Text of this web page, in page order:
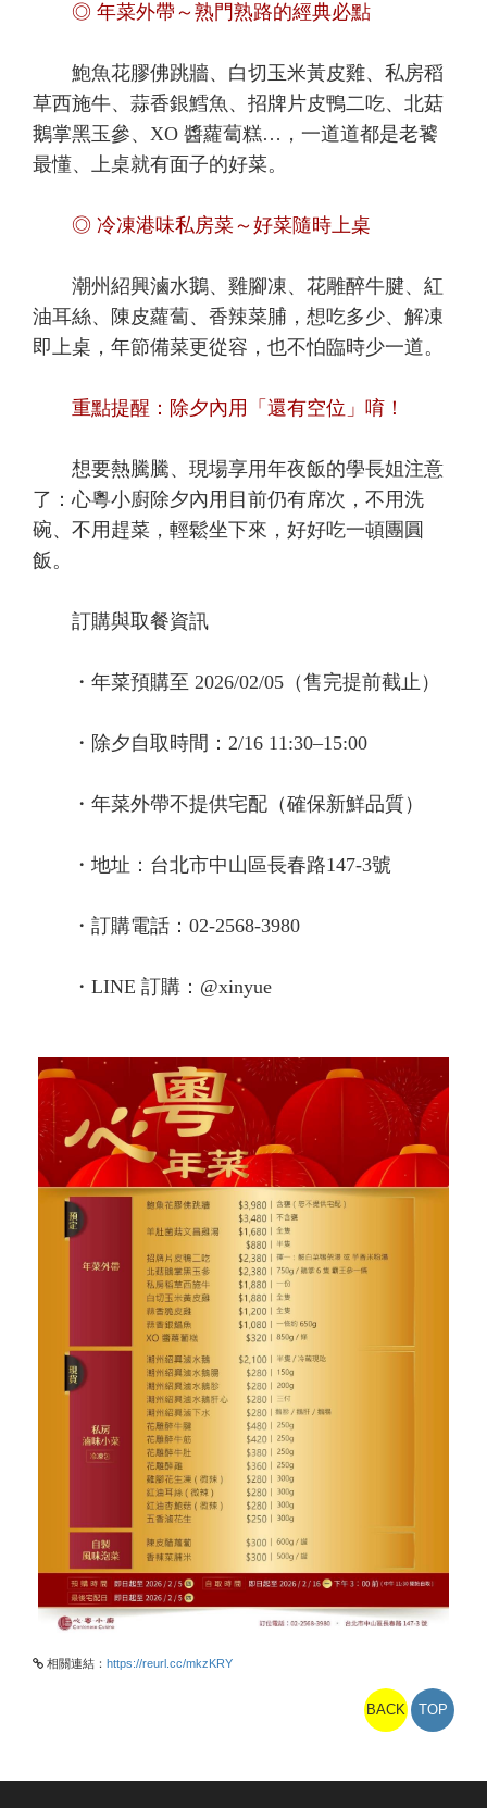
◎ 年菜外帶～熟門熟路的經典必點
鮑魚花膠佛跳牆、白切玉米黃皮雞、私房稻
草西施牛、蒜香銀鱈魚、招牌片皮鴨二吃、北菇
鵝掌黑玉參、XO 醬蘿蔔糕…，一道道都是老饕
最懂、上桌就有面子的好菜。
◎ 冷凍港味私房菜～好菜隨時上桌
潮州紹興滷水鵝、雞腳凍、花雕醉牛腱、紅
油耳絲、陳皮蘿蔔、香辣菜脯，想吃多少、解凍
即上桌，年節備菜更從容，也不怕臨時少一道。
重點提醒：除夕內用「還有空位」唷！
想要熱騰騰、現場享用年夜飯的學長姐注意
了：心粵小廚除夕內用目前仍有席次，不用洗
碗、不用趕菜，輕鬆坐下來，好好吃一頓團圓
飯。
訂購與取餐資訊
・年菜預購至 2026/02/05（售完提前截止）
・除夕自取時間：2/16 11:30–15:00
・年菜外帶不提供宅配（確保新鮮品質）
・地址：台北市中山區長春路147-3號
・訂購電話：02-2568-3980
・LINE 訂購：@xinyue
相關連結： https://reurl.cc/mkzKRY
BACK TOP